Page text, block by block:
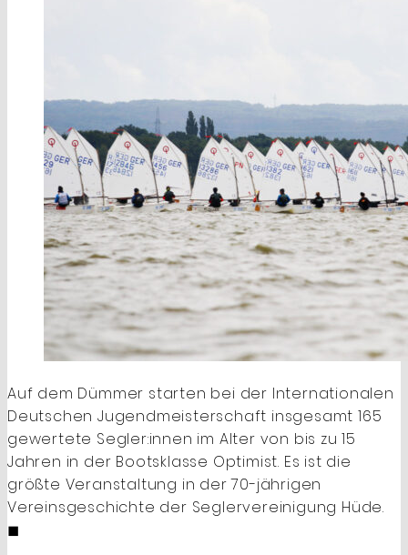
Auf dem Dümmer starten bei der Internationalen
­Deutschen Jugendmeisterschaft insgesamt 165
gewertete Segler:innen im Alter von bis zu 15
Jahren in der Bootsklasse Optimist. Es ist die
größte Veranstaltung in der 70-jährigen
Vereinsgeschichte der Seglervereinigung Hüde.
◼